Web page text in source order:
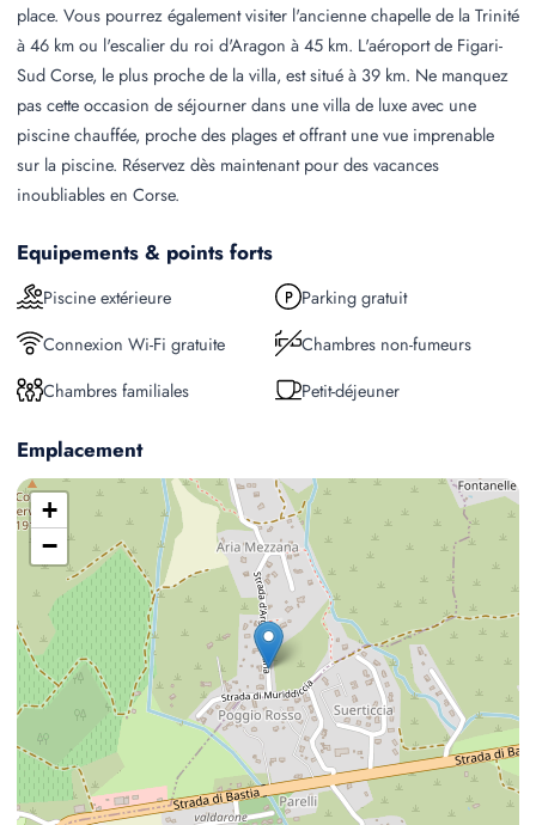
place. Vous pourrez également visiter l'ancienne chapelle de la Trinité
à 46 km ou l'escalier du roi d'Aragon à 45 km. L'aéroport de Figari-
Sud Corse, le plus proche de la villa, est situé à 39 km. Ne manquez
pas cette occasion de séjourner dans une villa de luxe avec une
piscine chauffée, proche des plages et offrant une vue imprenable
sur la piscine. Réservez dès maintenant pour des vacances
inoubliables en Corse.
Equipements & points forts
Piscine extérieure
Parking gratuit
Connexion Wi-Fi gratuite
Chambres non-fumeurs
Chambres familiales
Petit-déjeuner
Emplacement
+
−